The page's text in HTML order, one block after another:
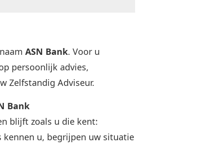
ASN Bank. Voor u
persoonlijk advies,
Zelfstandig Adviseur.
Bank
blijft zoals u die kent:
u, begrijpen uw situatie